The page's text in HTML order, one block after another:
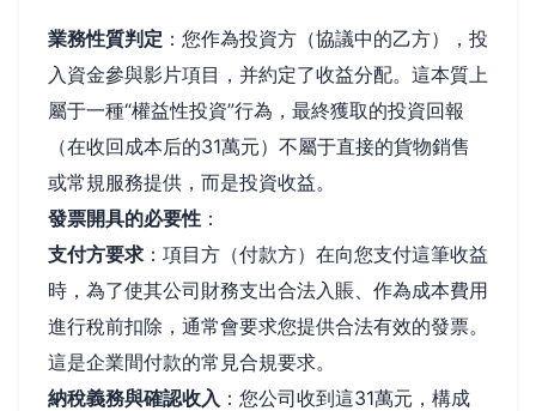
業務性質判定 ：您作為投資方（協議中的乙方），投
入資金參與影片項目，并約定了收益分配。這本質上
屬于一種“權益性投資”行為，最終獲取的投資回報
（在收回成本后的31萬元）不屬于直接的貨物銷售
或常規服務提供，而是投資收益。
發票開具的必要性 ：
支付方要求 ：項目方（付款方）在向您支付這筆收益
時，為了使其公司財務支出合法入賬、作為成本費用
進行稅前扣除，通常會要求您提供合法有效的發票。
這是企業間付款的常見合規要求。
納稅義務與確認收入 ：您公司收到這31萬元，構成